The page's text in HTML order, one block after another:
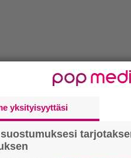
yksityisyyttäsi